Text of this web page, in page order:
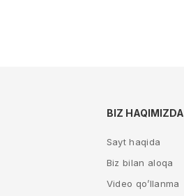
BIZ HAQIMIZDA
Sayt haqida
Biz bilan aloqa
Video qo’llanma